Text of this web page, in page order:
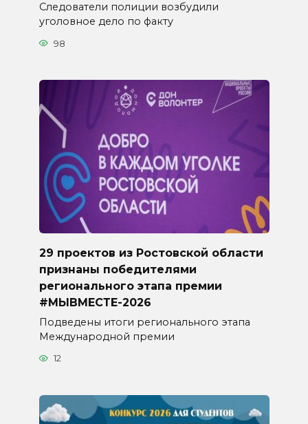
Следователи полиции возбудили
уголовное дело по факту
98
29 проектов из Ростовской области
признаны победителями
регионального этапа премии
#МЫВМЕСТЕ-2026
Подведены итоги регионального этапа
Международной премии
12